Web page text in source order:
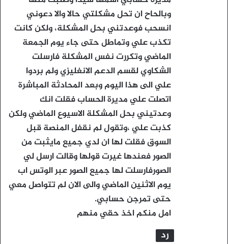
وبالحاح ان تحل مشكلتي حالا والا دعوني
انسحب فوعدتني بحل المشكلة، ولكن كانت
تكذب علي وتماطل حتى جاء يوم الجمعة
الماضي وتكررت نفس المشكلة فارسلت
الشكاوي لقسم الدعم الانغليزي ولم بردوا
علي الى هذا اليوم وبعد المحادثة المباشرة
اتصلت علي مديرة الحساب فقلت انك
وعدتيني بحل المشكلة الاسيوع الماضي ولكن
كذبت علي ،وتقول لم نقفل المنصة قبل
السوق فقلت لها ان لدي جميع مايثبت من
الصور فعندها غيرت قولها وقالت ارسل لي
الصورفارسلت لها جميع الصور عبر الوتس اب
يوم الاثنين الماضي والى الان لم تتواصل معي
حتى تمرجن حسابي.
امل منكم اخذ حقي منهم
رد